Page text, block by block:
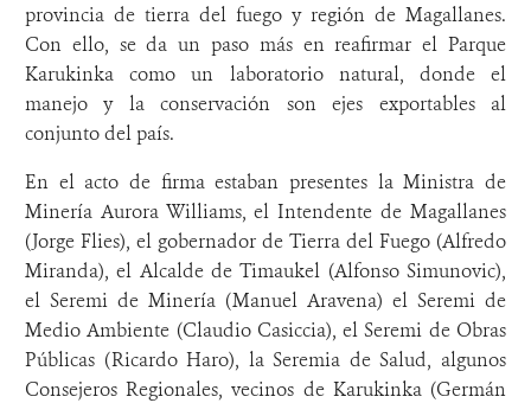
provincia de tierra del fuego y región de Magallanes.
Con ello, se da un paso más en reafirmar el Parque
Karukinka como un laboratorio natural, donde el
manejo y la conservación son ejes exportables al
conjunto del país.
En el acto de firma estaban presentes la Ministra de
Minería Aurora Williams, el Intendente de Magallanes
(Jorge Flies), el gobernador de Tierra del Fuego (Alfredo
Miranda), el Alcalde de Timaukel (Alfonso Simunovic),
el Seremi de Minería (Manuel Aravena) el Seremi de
Medio Ambiente (Claudio Casiccia), el Seremi de Obras
Públicas (Ricardo Haro), la Seremia de Salud, algunos
Consejeros Regionales, vecinos de Karukinka (Germán